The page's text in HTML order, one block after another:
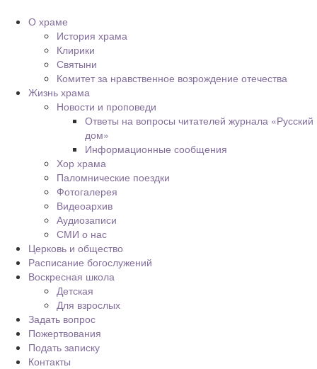
О храме
История храма
Клирики
Святыни
Комитет за нравственное возрождение отечества
Жизнь храма
Новости и проповеди
Ответы на вопросы читателей журнала «Русский
дом»
Информационные сообщения
Хор храма
Паломнические поездки
Фотогалерея
Видеоархив
Аудиозаписи
СМИ о нас
Церковь и общество
Расписание богослужений
Воскресная школа
Детская
Для взрослых
Задать вопрос
Пожертвования
Подать записку
Контакты